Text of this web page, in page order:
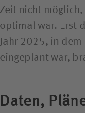
Zeit nicht
optimal war. Erst
Jahr 2025, in
eingeplant war,
Daten,